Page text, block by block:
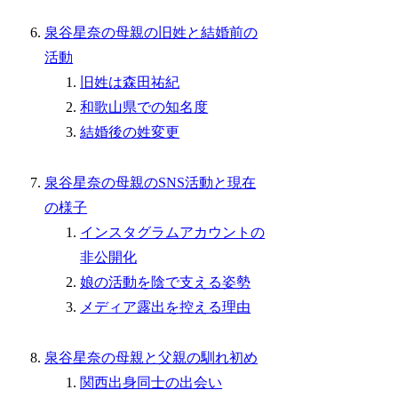
泉谷星奈の母親の旧姓と結婚前の
活動
旧姓は森田祐紀
和歌山県での知名度
結婚後の姓変更
泉谷星奈の母親のSNS活動と現在
の様子
インスタグラムアカウントの
非公開化
娘の活動を陰で支える姿勢
メディア露出を控える理由
泉谷星奈の母親と父親の馴れ初め
関西出身同士の出会い